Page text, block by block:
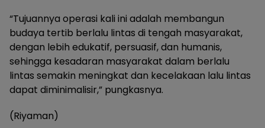
“Tujuannya operasi kali ini adalah membangun
budaya tertib berlalu lintas di tengah masyarakat,
dengan lebih edukatif, persuasif, dan humanis,
sehingga kesadaran masyarakat dalam berlalu
lintas semakin meningkat dan kecelakaan lalu lintas
dapat diminimalisir,” pungkasnya.
(Riyaman)